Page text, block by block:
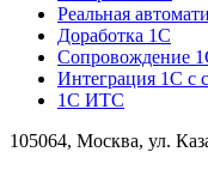
Реальная
Доработка 1С
Сопровождение
Интеграция 1С с
1С ИТС
105064, Москва, ул.